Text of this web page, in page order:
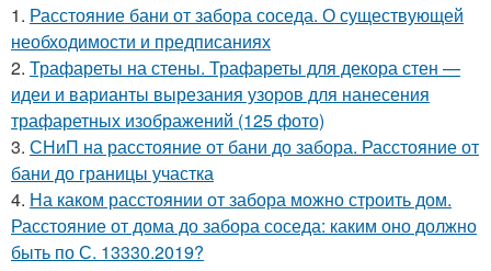
1. Расстояние бани от забора соседа. О существующей
необходимости и предписаниях
2. Трафареты на стены. Трафареты для декора стен —
идеи и варианты вырезания узоров для нанесения
трафаретных изображений (125 фото)
3. СНиП на расстояние от бани до забора. Расстояние от
бани до границы участка
4. На каком расстоянии от забора можно строить дом.
Расстояние от дома до забора соседа: каким оно должно
быть по С. 13330.2019?